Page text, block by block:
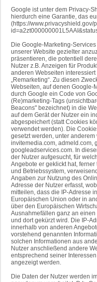
Google ist unter dem Privacy-
hierdurch eine Garantie, das
(https://www.privacyshield.gov/
Die Google-Marketing-
unserer Website gezielter
präsentieren, die potentiell
Nutzer z.B. Anzeigen für
anderen Webseiten
„Remarketing“. Zu diesen
Webseiten, auf denen Google-
durch Google ein Code von
(Re)marketing-Tags
Beacons" bezeichnet) in die
auf dem Gerät der Nutzer ein
abgespeichert (statt Cookies
verwendet werden). Die
gesetzt werden, unter
invitemedia.com, admeld.com,
googleadservices.com. In
der Nutzer aufgesucht, für
Angebote er geklickt hat,
und Betriebssystem,
Angaben zur Nutzung des
Adresse der Nutzer erfasst,
mitteilen, dass die IP-Adresse
Europäischen Union oder in
über den Europäischen
Ausnahmefällen ganz an
und dort gekürzt wird. Die IP-
innerhalb von anderen
vorstehend genannten
solchen Informationen aus
Nutzer anschließend andere
entsprechend seiner
angezeigt werden.
Die Daten der Nutzer werden